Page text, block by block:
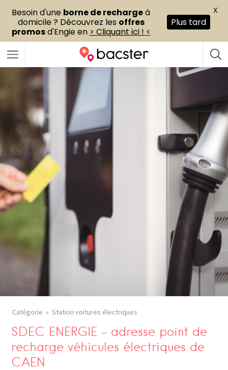
Catégorie Station voitures électriques
SDEC ENERGIE – adresse point de
recharge véhicules électriques de
CAEN
Besoin d'une borne de rechargeà
domicile ? Découvrez les offres
promosd'Engie en > Cliquant ici ! <
Plus tard
X